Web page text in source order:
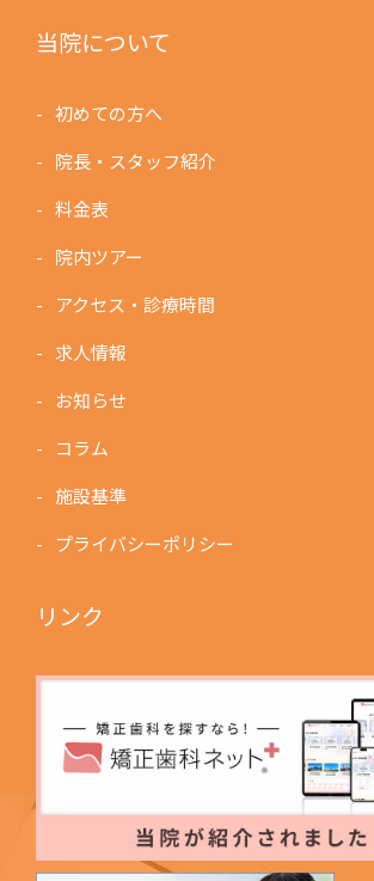
当院について
初めての方へ
院長・スタッフ紹介
料金表
院内ツアー
アクセス・診療時間
求人情報
お知らせ
コラム
施設基準
プライバシーポリシー
リンク